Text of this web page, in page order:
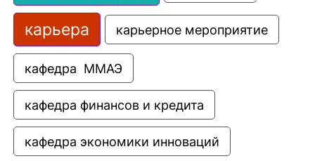
карьера карьерное мероприятие
кафедра  ММАЭ
кафедра финансов и кредита
кафедра экономики инноваций